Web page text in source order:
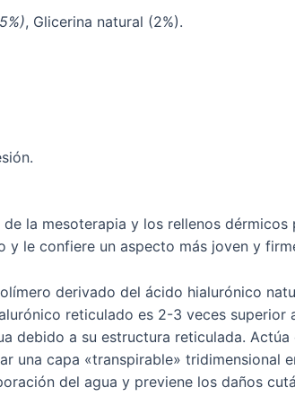
, Glicerina natural (2%).
la mesoterapia y los rellenos
y le confiere un aspecto más joven y
derivado del ácido hialurónico
reticulado es 2-3 veces superior
debido a su estructura reticulada.
una capa «transpirable» tridimensional
del agua y previene los daños